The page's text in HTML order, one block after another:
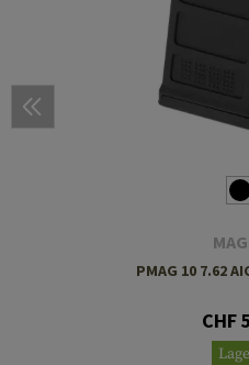
PMAG 10 7.62
CHF